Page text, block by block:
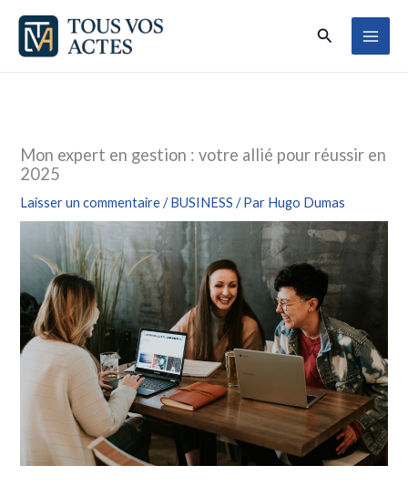
Aller
contenu
Rechercher
Mon expert en gestion : votre allié pour réussir en
2025
Laisser un commentaire /BUSINESS / Par Hugo Dumas